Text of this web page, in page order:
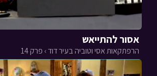
אסור להתייאש
הרפתקאות אסי וטוביה בעיר דוד › פרק 14